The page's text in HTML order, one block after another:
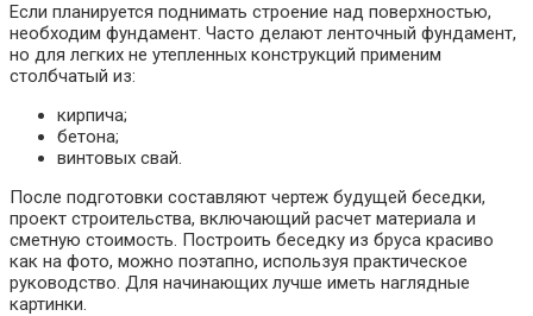
Если планируется поднимать строение над поверхностью,
необходим фундамент. Часто делают ленточный фундамент,
но для легких не утепленных конструкций применим
столбчатый из:
кирпича;
бетона;
винтовых свай.
После подготовки составляют чертеж будущей беседки,
проект строительства, включающий расчет материала и
сметную стоимость. Построить беседку из бруса красиво
как на фото, можно поэтапно, используя практическое
руководство. Для начинающих лучше иметь наглядные
картинки.